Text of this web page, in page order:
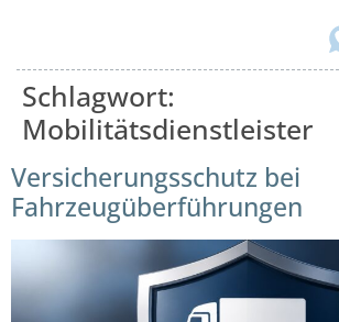
Schlagwort:
Mobilitätsdienstleister
Versicherungsschutz bei
Fahrzeugüberführungen